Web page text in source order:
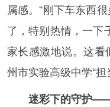
属感。“刚下车东西
了，特别热情，一下
家长感激地说。这
州市实验高级中学“担
迷彩下的守护